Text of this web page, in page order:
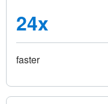
24x
faster